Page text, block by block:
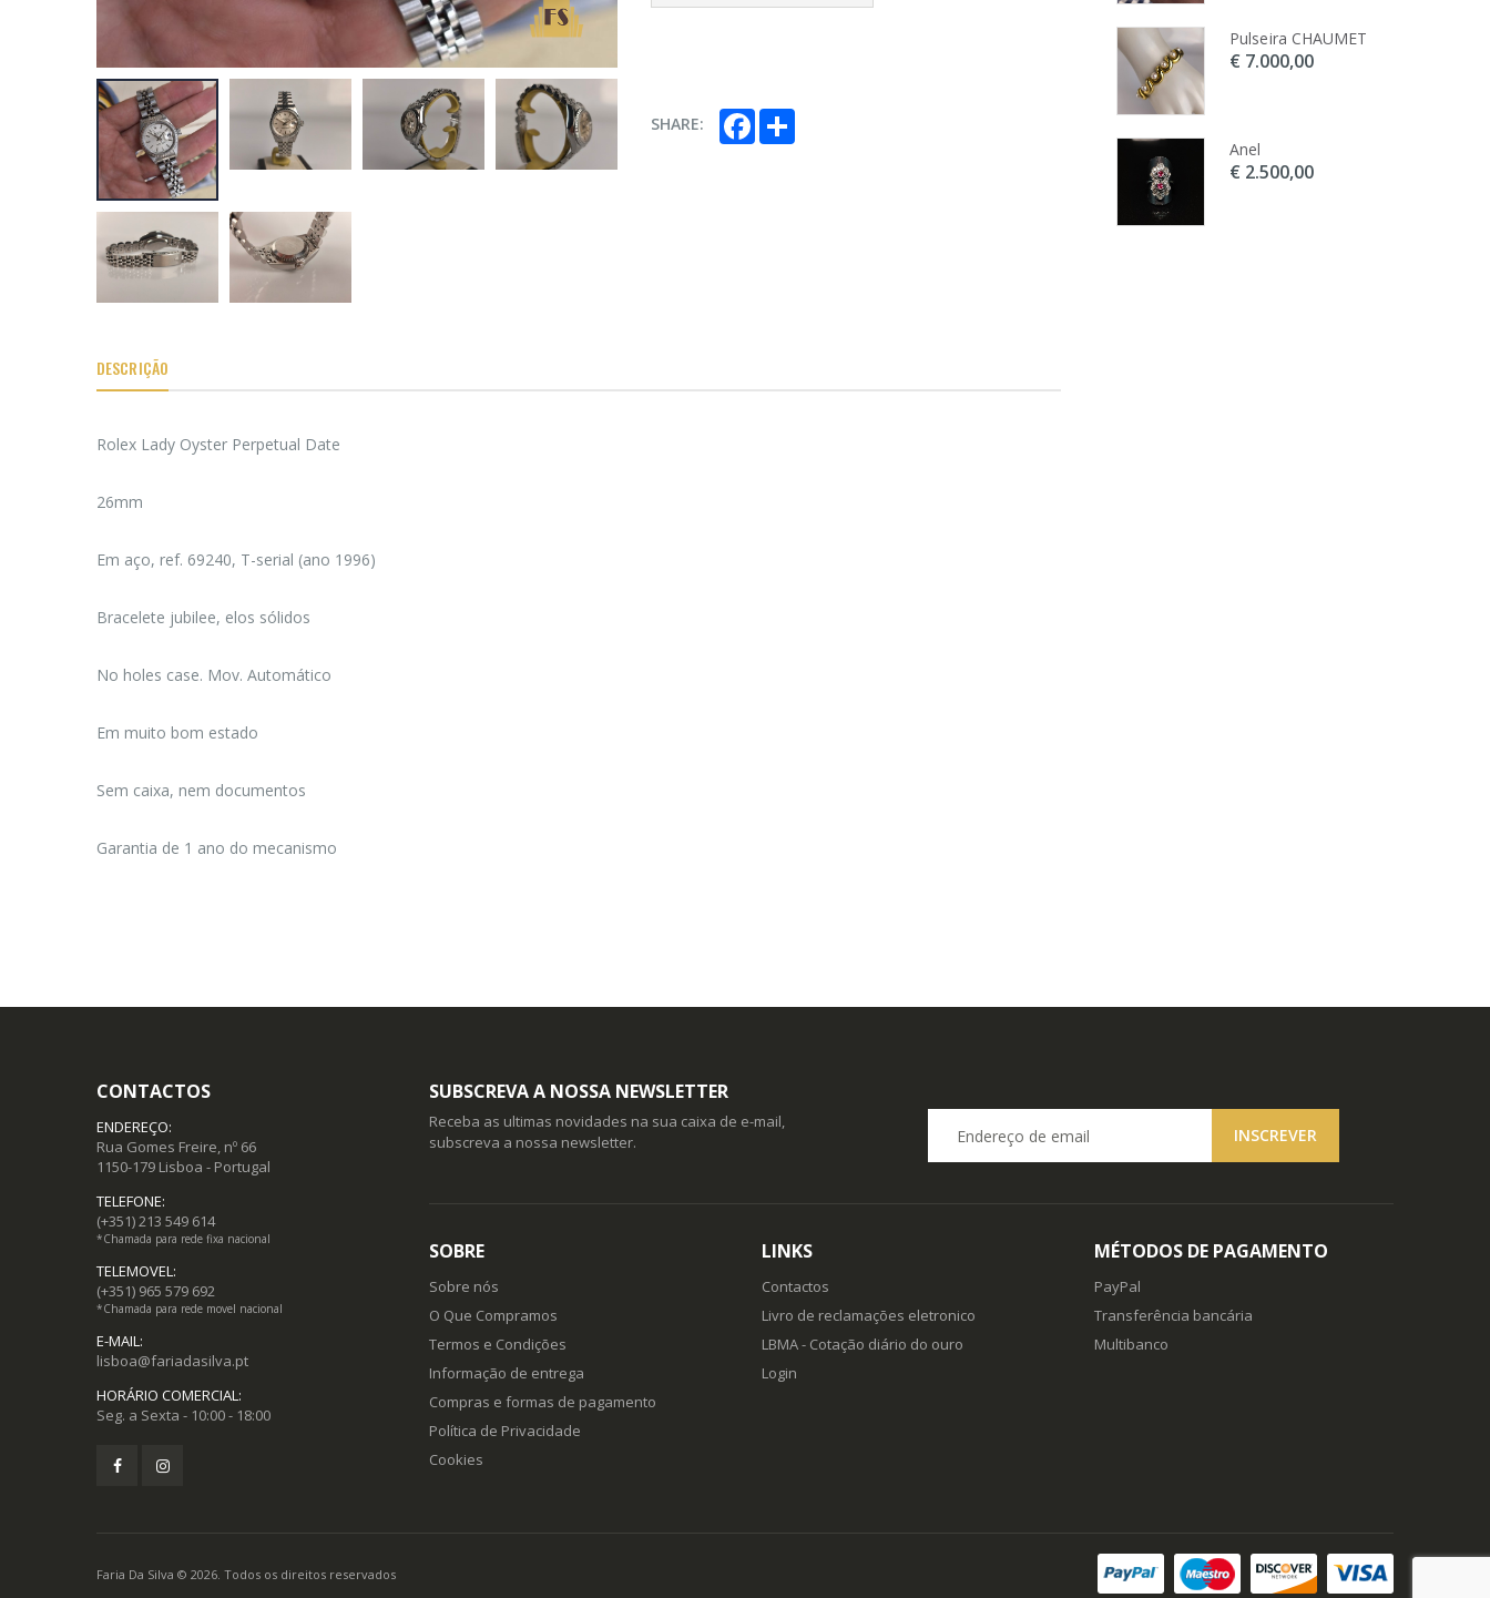
SHARE: Facebook
DESCRIÇÃO
Rolex Lady Oyster Perpetual Date
26mm
Em aço, ref. 69240, T-serial (ano 1996)
Bracelete jubilee, elos sólidos
No holes case. Mov. Automático
Em muito bom estado
Sem caixa, nem documentos
Garantia de 1 ano do mecanismo
CARTIER Anel Colisée
Pulseira CHAUMET
€ 7.000,00
Anel
€ 2.500,00
CONTACTOS
ENDEREÇO:
Rua Gomes Freire, nº 66
1150-179 Lisboa - Portugal
TELEFONE:
(+351) 213 549 614
*Chamada para rede fixa nacional
TELEMOVEL:
(+351) 965 579 692
*Chamada para rede movel nacional
E-MAIL:
lisboa@fariadasilva.pt
HORÁRIO COMERCIAL:
Seg. a Sexta - 10:00 - 18:00
SUBSCREVA A NOSSA NEWSLETTER
Receba as ultimas novidades na sua caixa de e-mail,
subscreva a nossa newsletter.
SOBRE
Sobre nós
O Que Compramos
Termos e Condições
Informação de entrega
Compras e formas de pagamento
Política de Privacidade
Cookies
LINKS
Contactos
Livro de reclamações eletronico
LBMA - Cotação diário do ouro
Login
MÉTODOS DE PAGAMENTO
PayPal
Transferência bancária
Multibanco
Faria Da Silva © 2026. Todos os direitos reservados